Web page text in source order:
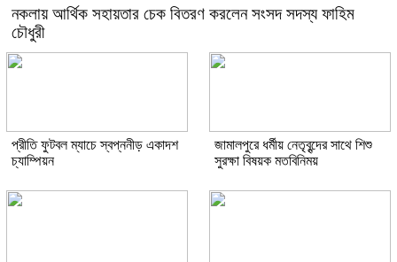
নকলায় আর্থিক সহায়তার চেক বিতরণ করলেন সংসদ সদস্য ফাহিম
চৌধুরী
প্রীতি ফুটবল ম্যাচে স্বপ্ননীড় একাদশ
চ্যাম্পিয়ন
জামালপুরে ধর্মীয় নেতৃবৃন্দের সাথে শিশু
সুরক্ষা বিষয়ক মতবিনিময়